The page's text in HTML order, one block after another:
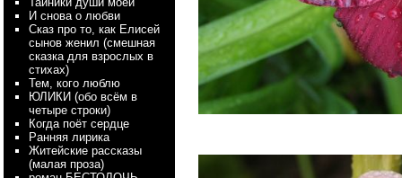
И снова о любви
Сказ про то, как Елисей
сынов женил (смешная
сказка для взрослых в
стихах)
Тем, кого люблю
ЮЛИКИ (обо всём в
четыре строки)
Когда поёт сердце
Ранняя лирика
Житейские рассказы
(малая проза)